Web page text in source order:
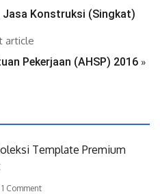
Jasa Konstruksi (Singkat)
article
Pekerjaan (AHSP) 2016»
Template Premium
1 Comment